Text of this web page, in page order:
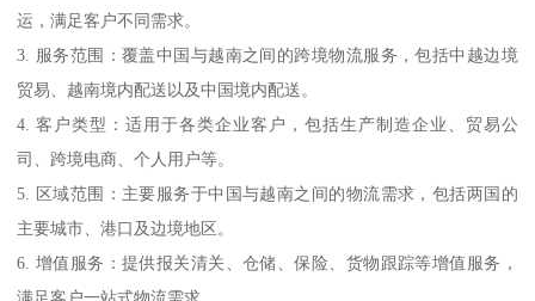
运，满足客户不同需求。
3. 服务范围：覆盖中国与越南之间的跨境物流服务，包括中越边境
贸易、越南境内配送以及中国境内配送。
4. 客户类型：适用于各类企业客户，包括生产制造企业、贸易公
司、跨境电商、个人用户等。
5. 区域范围：主要服务于中国与越南之间的物流需求，包括两国的
主要城市、港口及边境地区。
6. 增值服务：提供报关清关、仓储、保险、货物跟踪等增值服务，
满足客户一站式物流需求。